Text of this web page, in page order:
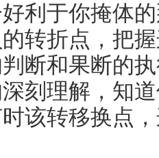
利于你掩体
转折点，把
断和果断的
刻理解，知
该转移换点